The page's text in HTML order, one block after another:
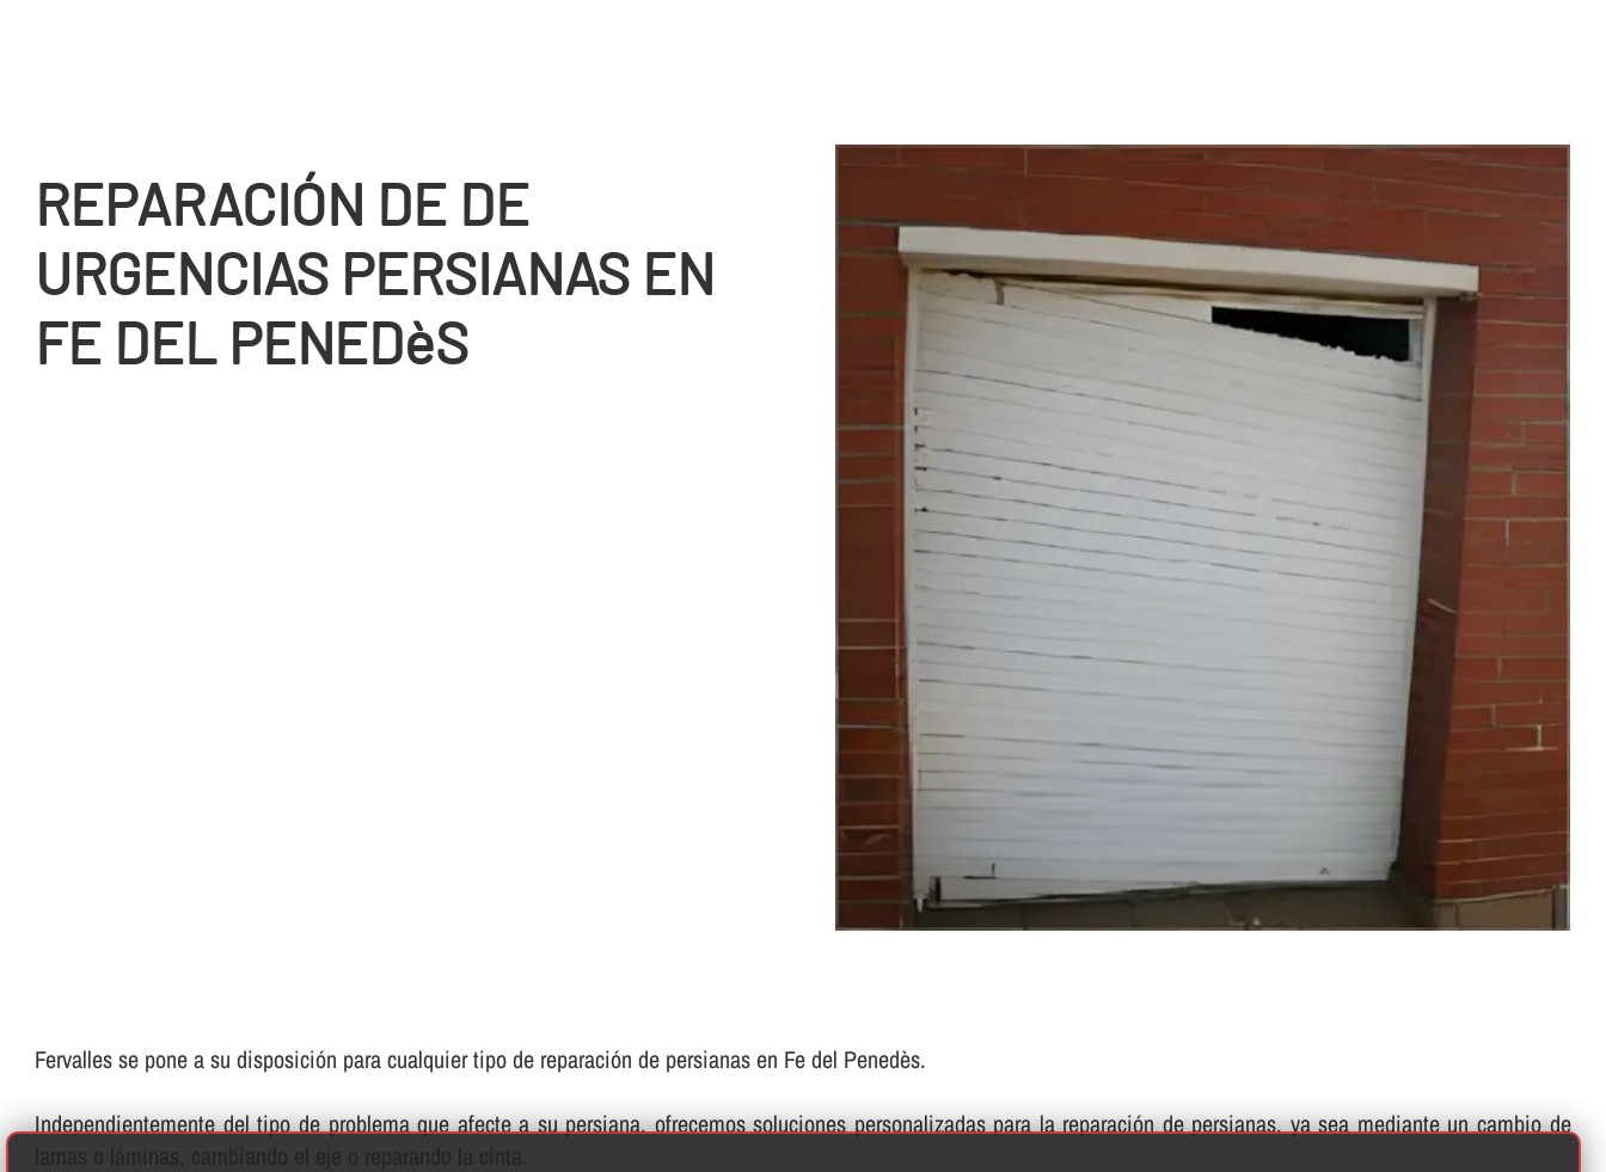
REPARACIÓN DE DE
URGENCIAS PERSIANAS EN
FE DEL PENEDèS
Fervalles se pone a su disposición para cualquier tipo de reparación de persianas en Fe del Penedès.
Independientemente del tipo de problema que afecte a su persiana, ofrecemos soluciones personalizadas para la reparación de persianas, ya sea mediante un cambio de